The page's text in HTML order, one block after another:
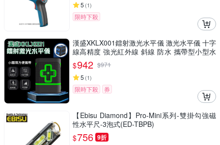
5 (1)
限時下殺
漢盛XKLX001鐳射激光水平儀 激光水平儀 十字
線高精度 強光紅外線 斜線 防水 攜帶型小型水
平儀
$942 $971
5 (1)
限時下殺 券
【Ebisu Diamond】Pro-Mini系列-雙掛勾強磁
性水平尺-3泡式(ED-TBPB)
$756 9折